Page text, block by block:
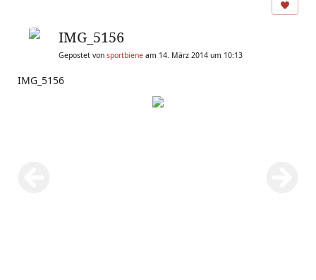
IMG_5156
Gepostet von sportbiene am 14. März 2014 um 10:13
IMG_5156